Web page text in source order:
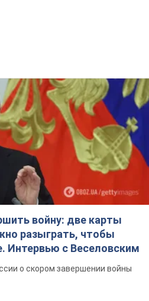
войну: две карты
разыграть, чтобы
Интервью с Веселовским
о скором завершении войны